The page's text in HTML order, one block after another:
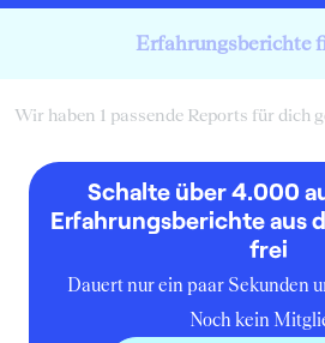
Erfahrungsberichte
Wir haben 1 passende Reports für dich
Schalte über 4.000
Erfahrungsberichte aus
frei
Dauert nur ein paar Sekunden
Noch kein